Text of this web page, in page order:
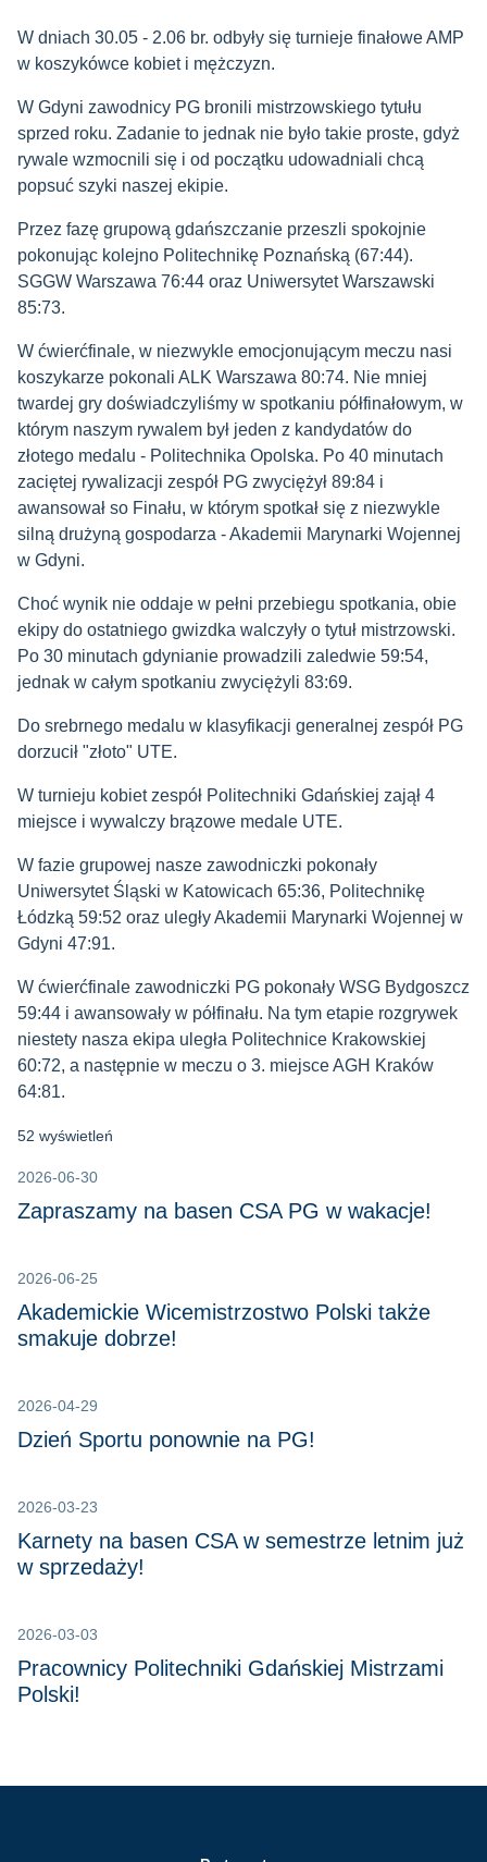
W dniach 30.05 - 2.06 br. odbyły się turnieje finałowe AMP
w koszykówce kobiet i mężczyzn.
W Gdyni zawodnicy PG bronili mistrzowskiego tytułu
sprzed roku. Zadanie to jednak nie było takie proste, gdyż
rywale wzmocnili się i od początku udowadniali chcą
popsuć szyki naszej ekipie.
Przez fazę grupową gdańszczanie przeszli spokojnie
pokonując kolejno Politechnikę Poznańską (67:44).
SGGW Warszawa 76:44 oraz Uniwersytet Warszawski
85:73.
W ćwierćfinale, w niezwykle emocjonującym meczu nasi
koszykarze pokonali ALK Warszawa 80:74. Nie mniej
twardej gry doświadczyliśmy w spotkaniu półfinałowym, w
którym naszym rywalem był jeden z kandydatów do
złotego medalu - Politechnika Opolska. Po 40 minutach
zaciętej rywalizacji zespół PG zwyciężył 89:84 i
awansował so Finału, w którym spotkał się z niezwykle
silną drużyną gospodarza - Akademii Marynarki Wojennej
w Gdyni.
Choć wynik nie oddaje w pełni przebiegu spotkania, obie
ekipy do ostatniego gwizdka walczyły o tytuł mistrzowski.
Po 30 minutach gdynianie prowadzili zaledwie 59:54,
jednak w całym spotkaniu zwyciężyli 83:69.
Do srebrnego medalu w klasyfikacji generalnej zespół PG
dorzucił "złoto" UTE.
W turnieju kobiet zespół Politechniki Gdańskiej zajął 4
miejsce i wywalczy brązowe medale UTE.
W fazie grupowej nasze zawodniczki pokonały
Uniwersytet Śląski w Katowicach 65:36, Politechnikę
Łódzką 59:52 oraz uległy Akademii Marynarki Wojennej w
Gdyni 47:91.
W ćwierćfinale zawodniczki PG pokonały WSG Bydgoszcz
59:44 i awansowały w półfinału. Na tym etapie rozgrywek
niestety nasza ekipa uległa Politechnice Krakowskiej
60:72, a następnie w meczu o 3. miejsce AGH Kraków
64:81.
52 wyświetleń
2026-06-30
Zapraszamy na basen CSA PG w wakacje!
2026-06-25
Akademickie Wicemistrzostwo Polski także
smakuje dobrze!
2026-04-29
Dzień Sportu ponownie na PG!
2026-03-23
Karnety na basen CSA w semestrze letnim już
w sprzedaży!
2026-03-03
Pracownicy Politechniki Gdańskiej Mistrzami
Polski!